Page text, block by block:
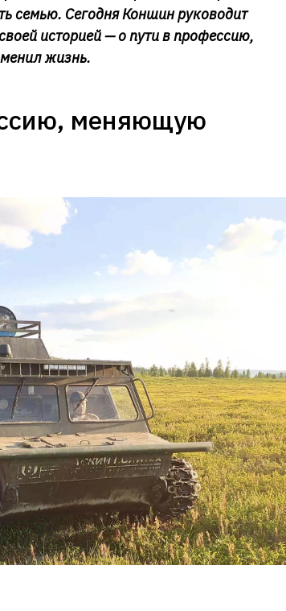
семью. Сегодня Коншин руководит
историей — о пути в профессию,
жизнь.
меняющую